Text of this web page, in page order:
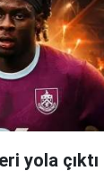
yola çıktı